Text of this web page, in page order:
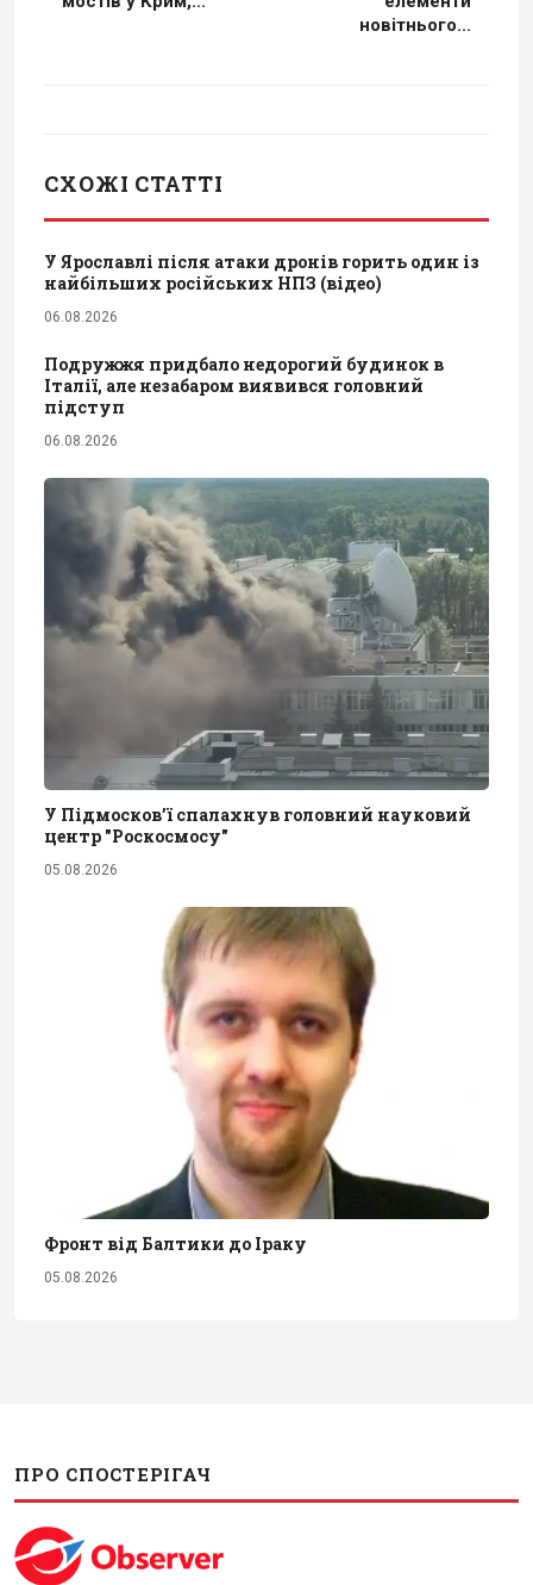
новітнього...
СХОЖІ СТАТТІ
У Ярославлі після атаки дронів горить один із
найбільших російських НПЗ (відео)
06.08.2026
Подружжя придбало недорогий будинок в
Італії, але незабаром виявився головний
підступ
06.08.2026
У Підмосков’ї спалахнув головний науковий
центр "Роскосмосу"
05.08.2026
Фронт від Балтики до Іраку
05.08.2026
ПРО СПОСТЕРІГАЧ